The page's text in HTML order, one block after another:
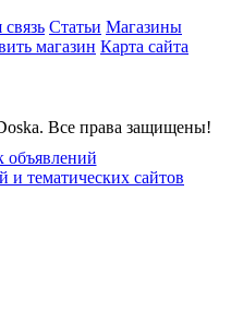
Статьи Магазины
магазин Карта сайта
Все права защищены!